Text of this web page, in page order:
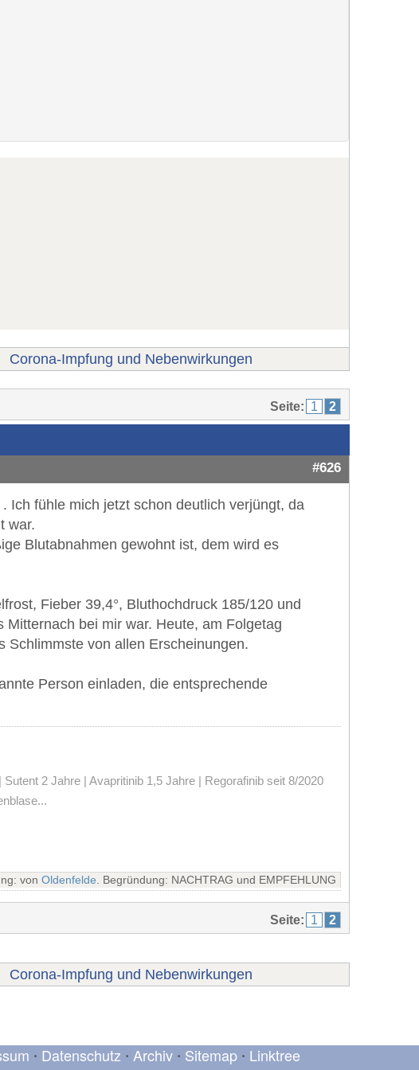
Corona-Impfung und Nebenwirkungen
Seite: 1 2
#626
Ich fühle mich jetzt schon deutlich verjüngt, da
war.
Blutabnahmen gewohnt ist, dem wird es
Fieber 39,4°, Bluthochdruck 185/120 und
bei mir war. Heute, am Folgetag
Schlimmste von allen Erscheinungen.
Person einladen, die entsprechende
2 Jahre | Avapritinib 1,5 Jahre | Regorafinib seit 8/2020
von Oldenfelde . Begründung: NACHTRAG und EMPFEHLUNG
Seite: 1 2
Corona-Impfung und Nebenwirkungen
• Datenschutz • Archiv • Sitemap • Linktree